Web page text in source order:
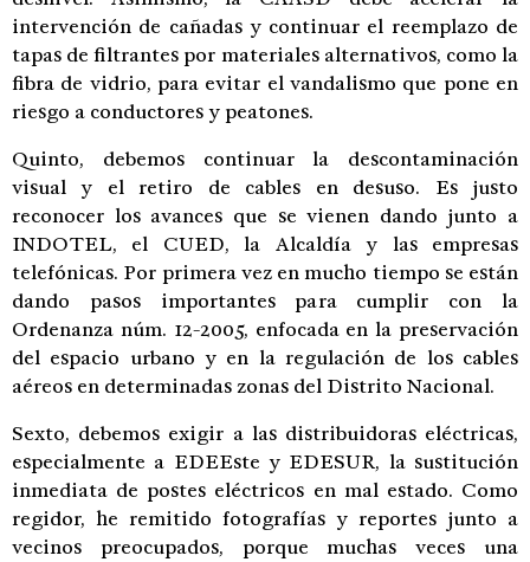
intervención de cañadas y continuar el reemplazo de
tapas de filtrantes por materiales alternativos, como la
fibra de vidrio, para evitar el vandalismo que pone en
riesgo a conductores y peatones.
Quinto, debemos continuar la descontaminación
visual y el retiro de cables en desuso. Es justo
reconocer los avances que se vienen dando junto a
INDOTEL, el CUED, la Alcaldía y las empresas
telefónicas. Por primera vez en mucho tiempo se están
dando pasos importantes para cumplir con la
Ordenanza núm. 12-2005, enfocada en la preservación
del espacio urbano y en la regulación de los cables
aéreos en determinadas zonas del Distrito Nacional.
Sexto, debemos exigir a las distribuidoras eléctricas,
especialmente a EDEEste y EDESUR, la sustitución
inmediata de postes eléctricos en mal estado. Como
regidor, he remitido fotografías y reportes junto a
vecinos preocupados, porque muchas veces una